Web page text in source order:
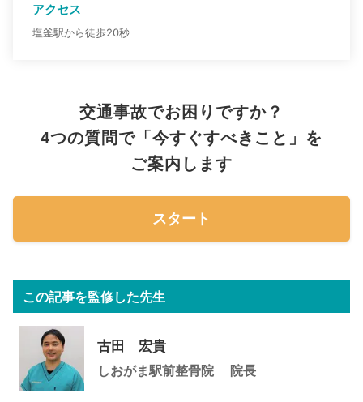
アクセス
塩釜駅から徒歩20秒
交通事故でお困りですか？
4つの質問で「今すぐすべきこと」を
ご案内します
スタート
この記事を監修した先生
古田 宏貴
しおがま駅前整骨院
院長